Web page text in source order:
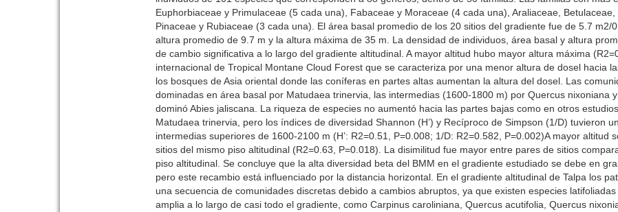
Euphorbiaceae y Primulaceae (5 cada una), Fabaceae y Moraceae (4 cada una), Araliaceae,
Pinaceae y Rubiaceae (3 cada una). El área basal promedio de los 20 sitios del gradiente fue de 5.7
altura promedio de 9.7 m y la altura máxima de 35 m. La densidad de individuos, área basal y altura
de cambio significativa a lo largo del gradiente altitudinal. A mayor altitud hubo mayor altura máxima
internacional de Tropical Montane Cloud Forest que se caracteriza por una menor altura de dosel hacia
los bosques de Asia oriental donde las coníferas en partes altas aumentan la altura del dosel. Las
dominadas en área basal por Matudaea trinervia, las intermedias (1600-1800 m) por Quercus nixoniana
dominó Abies jaliscana. La riqueza de especies no aumentó hacia las partes bajas como en otros
Matudaea trinervia, pero los índices de diversidad Shannon (H’) y Recíproco de Simpson (1/D) tuvieron
intermedias superiores de 1600-2100 m (H’: R2=0.51, P=0.008; 1/D: R2=0.582, P=0.002)A mayor
sitios del mismo piso altitudinal (R2=0.63, P=0.018). La disimilitud fue mayor entre pares de sitios
piso altitudinal. Se concluye que la alta diversidad beta del BMM en el gradiente estudiado se debe en
pero este recambio está influenciado por la distancia horizontal. En el gradiente altitudinal de Talpa los
una secuencia de comunidades discretas debido a cambios abruptos, ya que existen especies
amplia a lo largo de casi todo el gradiente, como Carpinus caroliniana, Quercus acutifolia, Quercus